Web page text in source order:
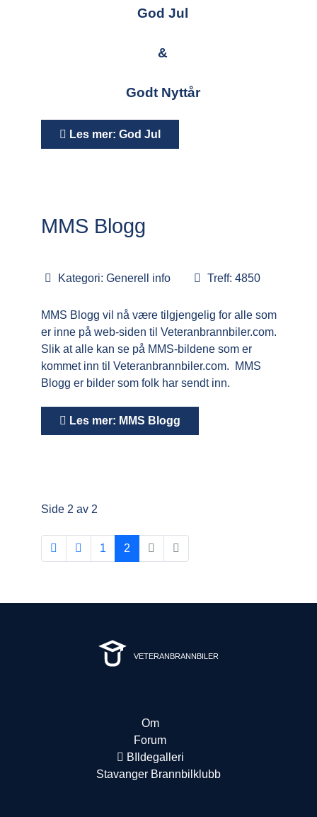
God Jul
&
Godt Nyttår
Les mer: God Jul
MMS Blogg
Kategori: Generell info Treff: 4850
MMS Blogg vil nå være tilgjengelig for alle som
er inne på web-siden til Veteranbrannbiler.com.
Slik at alle kan se på MMS-bildene som er
kommet inn til Veteranbrannbiler.com. MMS
Blogg er bilder som folk har sendt inn.
Les mer: MMS Blogg
Side 2 av 2
1 2
VETERANBRANNBILER
Om
Forum
BIldegalleri
Stavanger Brannbilklubb